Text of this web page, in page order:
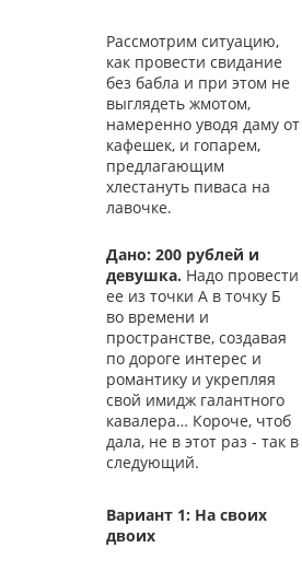
Рассмотрим ситуацию,
как провести свидание
без бабла и при этом не
выглядеть жмотом,
намеренно уводя даму от
кафешек, и гопарем,
предлагающим
хлестануть пиваса на
лавочке.
Дано: 200 рублей и
девушка. Надо провести
ее из точки А в точку Б
во времени и
пространстве, создавая
по дороге интерес и
романтику и укрепляя
свой имидж галантного
кавалера… Короче, чтоб
дала, не в этот раз - так в
следующий.
Вариант 1: На своих
двоих